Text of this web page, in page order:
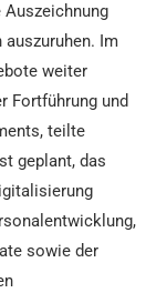
Auszeichnung
auszuruhen. Im
weiter
Fortführung und
teilte
geplant, das
sowie der